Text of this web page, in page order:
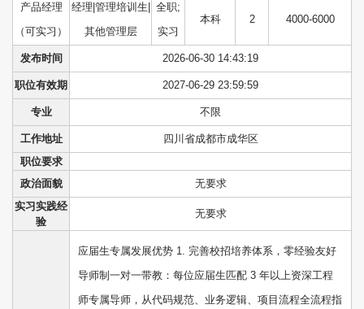
产品经理
（可实习）
经理|管理培训生|
其他管理层
全职;
实习
本科 2 4000-6000
发布时间 2026-06-30 14:43:19
职位有效期 2027-06-29 23:59:59
专业 不限
工作地址
四川省成都市成华区
职位要求
政治面貌
无要求
实习实践经
验
无要求
应届生专属发展优势 1. 完善校招培养体系，零经验友好
导师制一对一带教：每位应届生匹配 3 年以上资深工程
师专属导师，从代码规范、业务逻辑、项目流程全流程指